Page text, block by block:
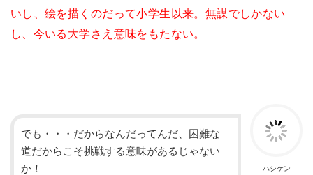
いし、絵を描くのだって小学生以来。無謀でしかない
し、今いる大学さえ意味をもたない。
ハシケン
でも・・・だからなんだってんだ、困難な
道だからこそ挑戦する意味があるじゃない
か！